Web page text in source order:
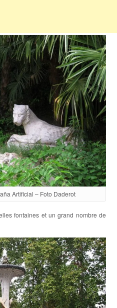
Artificial – Foto Daderot
fontaines et un grand nombre de